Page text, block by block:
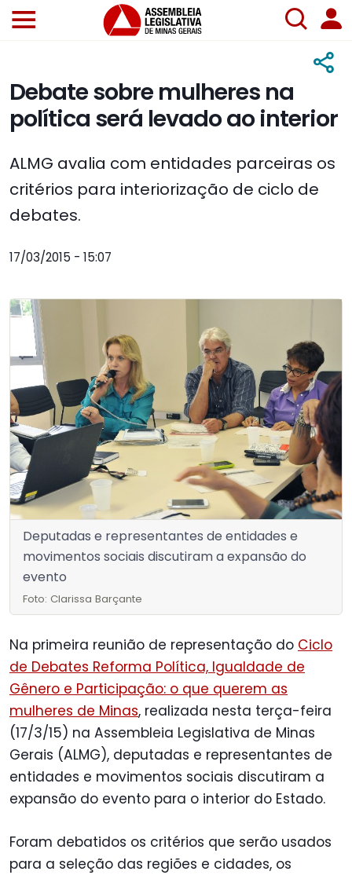
Debate sobre mulheres na
política será levado ao interior
ALMG avalia com entidades parceiras os
critérios para interiorização de ciclo de
debates.
17/03/2015 - 15:07
Deputadas e representantes de entidades e
movimentos sociais discutiram a expansão do
evento
Foto: Clarissa Barçante
Na primeira reunião de representação do Ciclo
de Debates Reforma Política, Igualdade de
Gênero e Participação: o que querem as
mulheres de Minas, realizada nesta terça-feira
(17/3/15) na Assembleia Legislativa de Minas
Gerais (ALMG), deputadas e representantes de
entidades e movimentos sociais discutiram a
expansão do evento para o interior do Estado.
Foram debatidos os critérios que serão usados
para a seleção das regiões e cidades, os